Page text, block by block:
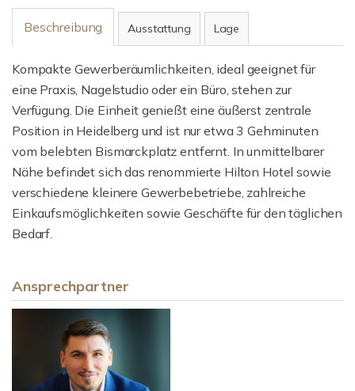
Beschreibung Ausstattung Lage
Kompakte Gewerberäumlichkeiten, ideal geeignet für
eine Praxis, Nagelstudio oder ein Büro, stehen zur
Verfügung. Die Einheit genießt eine äußerst zentrale
Position in Heidelberg und ist nur etwa 3 Gehminuten
vom belebten Bismarckplatz entfernt. In unmittelbarer
Nähe befindet sich das renommierte Hilton Hotel sowie
verschiedene kleinere Gewerbebetriebe, zahlreiche
Einkaufsmöglichkeiten sowie Geschäfte für den täglichen
Bedarf.
Ansprechpartner